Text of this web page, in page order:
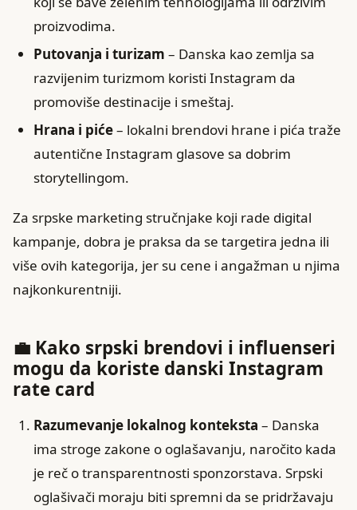
proizvodima.
Putovanja i turizam – Danska kao zemlja sa
razvijenim turizmom koristi Instagram da
promoviše destinacije i smeštaj.
Hrana i piće– lokalni brendovi hrane i pića traže
autentične Instagram glasove sa dobrim
storytellingom.
Za srpske marketing stručnjake koji rade digital
kampanje, dobra je praksa da se targetira jedna ili
više ovih kategorija, jer su cene i angažman u njima
najkonkurentniji.
💼 Kako srpski brendovi i influenseri
mogu da koriste danski Instagram
rate card
Razumevanje lokalnog konteksta – Danska
ima stroge zakone o oglašavanju, naročito kada
je reč o transparentnosti sponzorstava. Srpski
oglašivači moraju biti spremni da se pridržavaju